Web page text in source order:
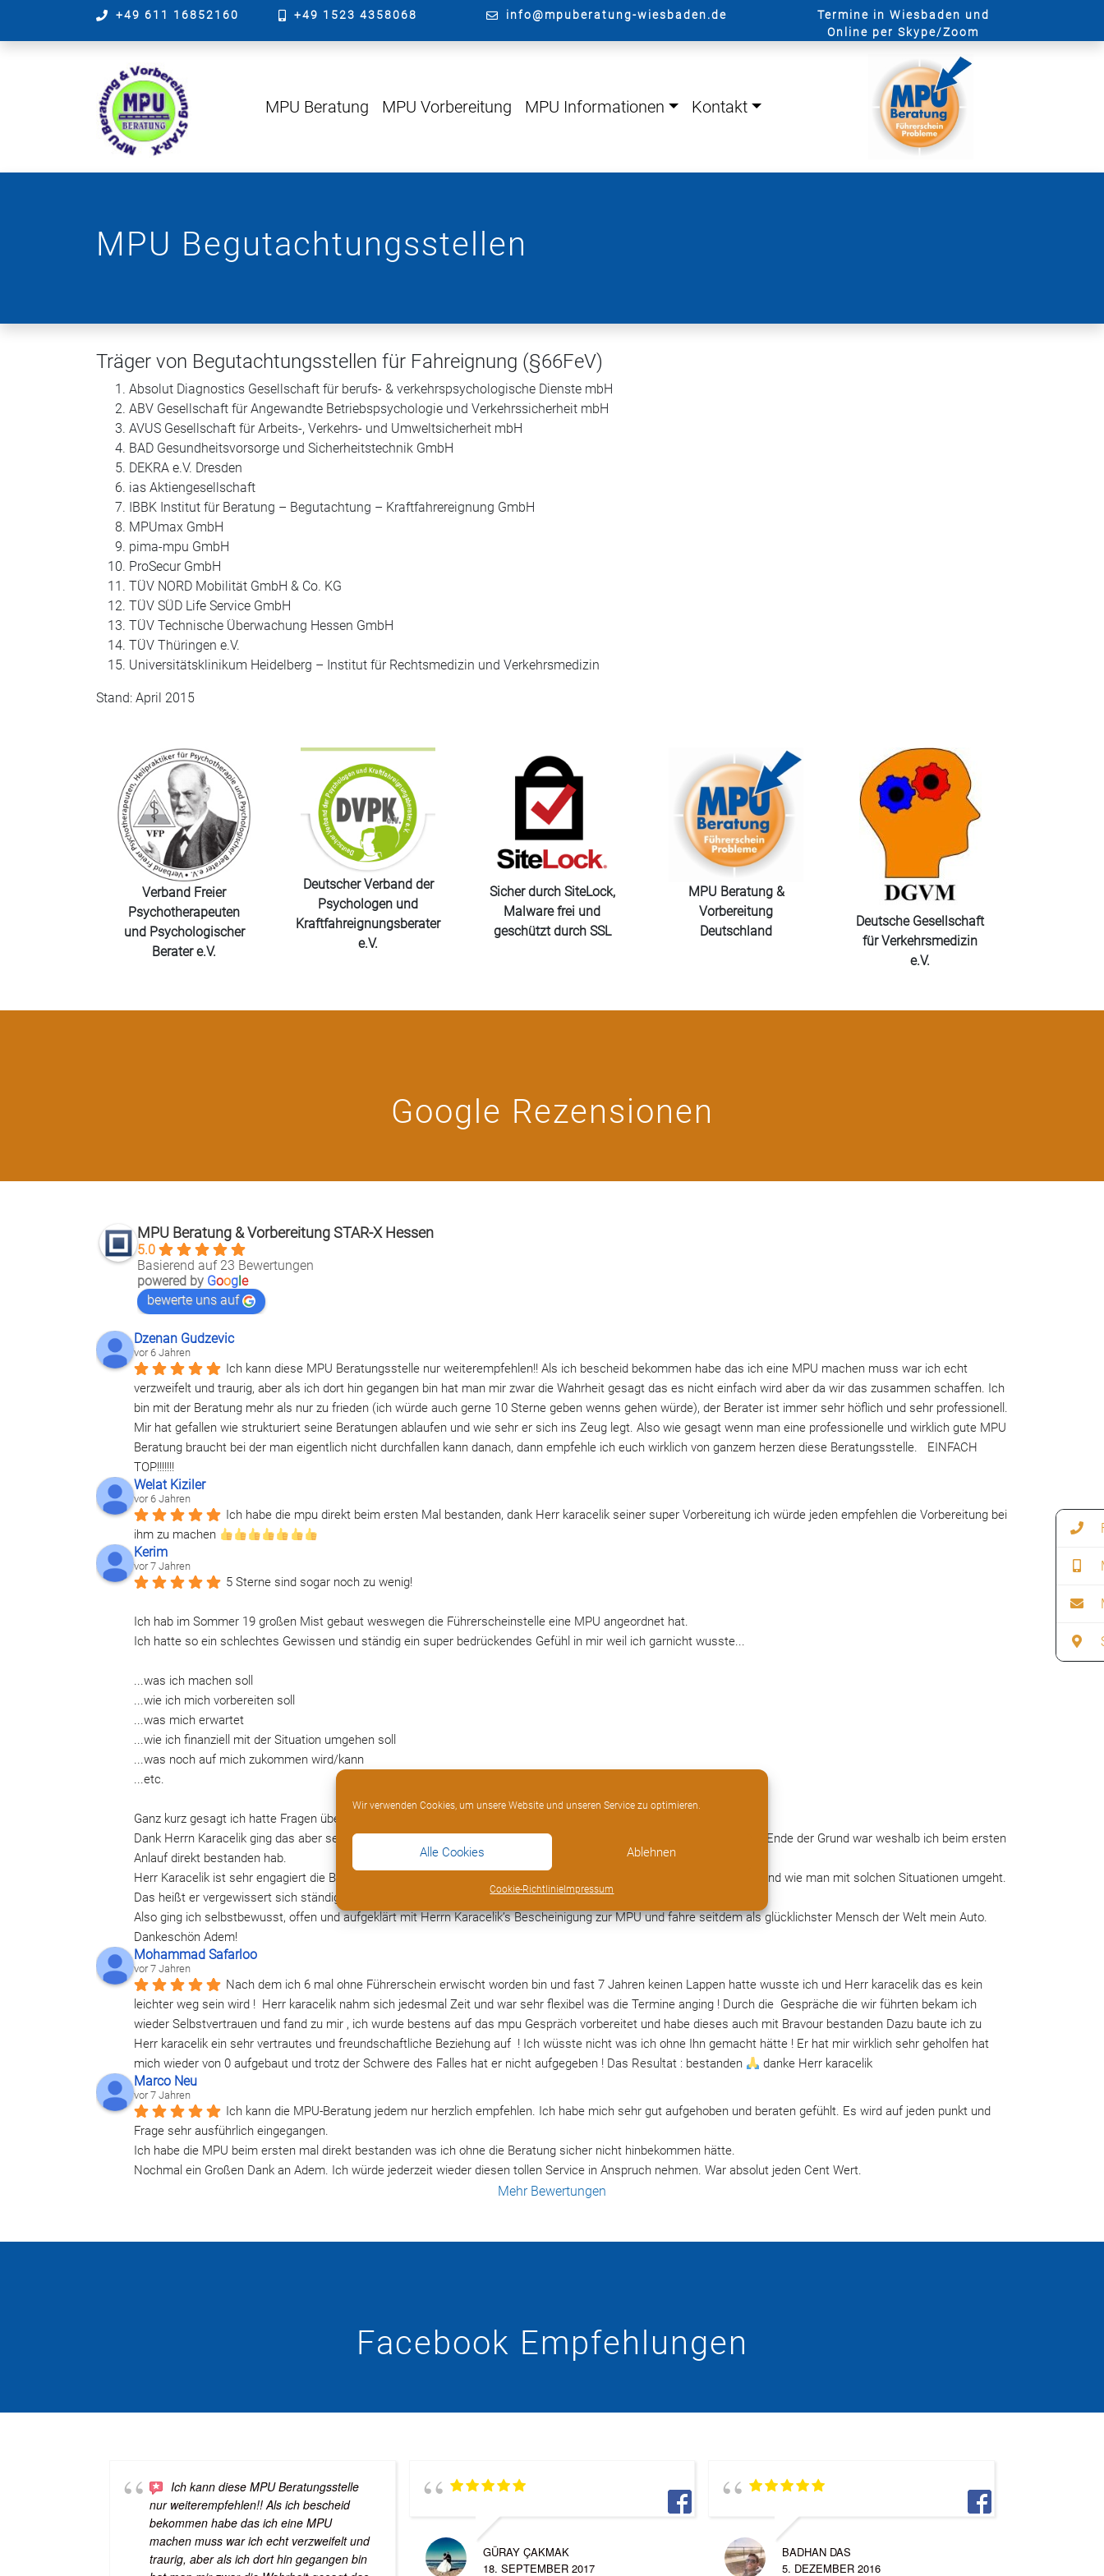
Wir verwenden Cookies, um unsere Website und unseren Service zu optimieren.
Alle Cookies Ablehnen
Cookie-Richtlinie Impressum
+49 611 16852160 +49 1523 4358068 info@mpuberatung-wiesbaden.de
Termine in Wiesbaden und
Online per Skype/Zoom
MPU Beratung MPU Vorbereitung MPU Informationen Kontakt
MPU Begutachtungsstellen
Träger von Begutachtungsstellen für Fahreignung (§66FeV)
Absolut Diagnostics Gesellschaft für berufs- & verkehrspsychologische Dienste mbH
ABV Gesellschaft für Angewandte Betriebspsychologie und Verkehrssicherheit mbH
AVUS Gesellschaft für Arbeits-, Verkehrs- und Umweltsicherheit mbH
BAD Gesundheitsvorsorge und Sicherheitstechnik GmbH
DEKRA e.V. Dresden
ias Aktiengesellschaft
IBBK Institut für Beratung – Begutachtung – Kraftfahrereignung GmbH
MPUmax GmbH
pima-mpu GmbH
ProSecur GmbH
TÜV NORD Mobilität GmbH & Co. KG
TÜV SÜD Life Service GmbH
TÜV Technische Überwachung Hessen GmbH
TÜV Thüringen e.V.
Universitätsklinikum Heidelberg – Institut für Rechtsmedizin und Verkehrsmedizin
Stand: April 2015
Verband Freier
Psychotherapeuten
und Psychologischer
Berater e.V.
Deutscher Verband der
Psychologen und
Kraftfahreignungsberater
e.V.
Sicher durch SiteLock,
Malware frei und
geschützt durch SSL
MPU Beratung &
Vorbereitung
Deutschland
Deutsche Gesellschaft
für Verkehrsmedizin
e.V.
Google Rezensionen
MPU Beratung & Vorbereitung STAR-X Hessen
5.0
Basierend auf 23 Bewertungen
powered by Google
bewerte uns auf
Dzenan Gudzevic
vor 6 Jahren
Ich kann diese MPU Beratungsstelle nur weiterempfehlen!! Als ich bescheid bekommen habe das ich eine MPU machen muss war ich echt
verzweifelt und traurig, aber als ich dort hin gegangen bin hat man mir zwar die Wahrheit gesagt das es nicht einfach wird aber da wir das zusammen schaffen. Ich
bin mit der Beratung mehr als nur zu frieden (ich würde auch gerne 10 Sterne geben wenns gehen würde), der Berater ist immer sehr höflich und sehr professionell.
Mir hat gefallen wie strukturiert seine Beratungen ablaufen und wie sehr er sich ins Zeug legt. Also wie gesagt wenn man eine professionelle und wirklich gute MPU
Beratung braucht bei der man eigentlich nicht durchfallen kann danach, dann empfehle ich euch wirklich von ganzem herzen diese Beratungsstelle.   EINFACH
TOP!!!!!!!
Welat Kiziler
vor 6 Jahren
Ich habe die mpu direkt beim ersten Mal bestanden, dank Herr karacelik seiner super Vorbereitung ich würde jeden empfehlen die Vorbereitung bei
ihm zu machen
Kerim
vor 7 Jahren
5 Sterne sind sogar noch zu wenig!
Ich hab im Sommer 19 großen Mist gebaut weswegen die Führerscheinstelle eine MPU angeordnet hat.
Ich hatte so ein schlechtes Gewissen und ständig ein super bedrückendes Gefühl in mir weil ich garnicht wusste...
...was ich machen soll
...wie ich mich vorbereiten soll
...was mich erwartet
...wie ich finanziell mit der Situation umgehen soll
...was noch auf mich zukommen wird/kann
...etc.
Ganz kurz gesagt ich hatte Fragen über Fragen und wusste nichts mit mir anzufangen.
Dank Herrn Karacelik ging das aber sehr schnell weg. Er hat eine sehr korrekte, sympathische und offene Art, was am Ende der Grund war weshalb ich beim ersten
Anlauf direkt bestanden hab.
Herr Karacelik ist sehr engagiert die Beratung so erfolgreich wie möglich durchzuführen. Er weiß worauf es ankommt und wie man mit solchen Situationen umgeht.
Das heißt er vergewissert sich ständig ob man alles verstanden hat und ob man irgendwo noch Fragen hat.
Also ging ich selbstbewusst, offen und aufgeklärt mit Herrn Karacelik’s Bescheinigung zur MPU und fahre seitdem als glücklichster Mensch der Welt mein Auto.
Dankeschön Adem!
Mohammad Safarloo
vor 7 Jahren
Nach dem ich 6 mal ohne Führerschein erwischt worden bin und fast 7 Jahren keinen Lappen hatte wusste ich und Herr karacelik das es kein
leichter weg sein wird !  Herr karacelik nahm sich jedesmal Zeit und war sehr flexibel was die Termine anging ! Durch die  Gespräche die wir führten bekam ich
wieder Selbstvertrauen und fand zu mir , ich wurde bestens auf das mpu Gespräch vorbereitet und habe dieses auch mit Bravour bestanden Dazu baute ich zu
Herr karacelik ein sehr vertrautes und freundschaftliche Beziehung auf  ! Ich wüsste nicht was ich ohne Ihn gemacht hätte ! Er hat mir wirklich sehr geholfen hat
mich wieder von 0 aufgebaut und trotz der Schwere des Falles hat er nicht aufgegeben ! Das Resultat : bestanden
danke Herr karacelik
Marco Neu
vor 7 Jahren
Ich kann die MPU-Beratung jedem nur herzlich empfehlen. Ich habe mich sehr gut aufgehoben und beraten gefühlt. Es wird auf jeden punkt und
Frage sehr ausführlich eingegangen.
Ich habe die MPU beim ersten mal direkt bestanden was ich ohne die Beratung sicher nicht hinbekommen hätte.
Nochmal ein Großen Dank an Adem. Ich würde jederzeit wieder diesen tollen Service in Anspruch nehmen. War absolut jeden Cent Wert.
Mehr Bewertungen
Facebook Empfehlungen
Ich kann diese MPU Beratungsstelle
nur weiterempfehlen!! Als ich bescheid
bekommen habe das ich eine MPU
machen muss war ich echt verzweifelt und
traurig, aber als ich dort hin gegangen bin
GÜRAY ÇAKMAK
18. SEPTEMBER 2017
BADHAN DAS
5. DEZEMBER 2016